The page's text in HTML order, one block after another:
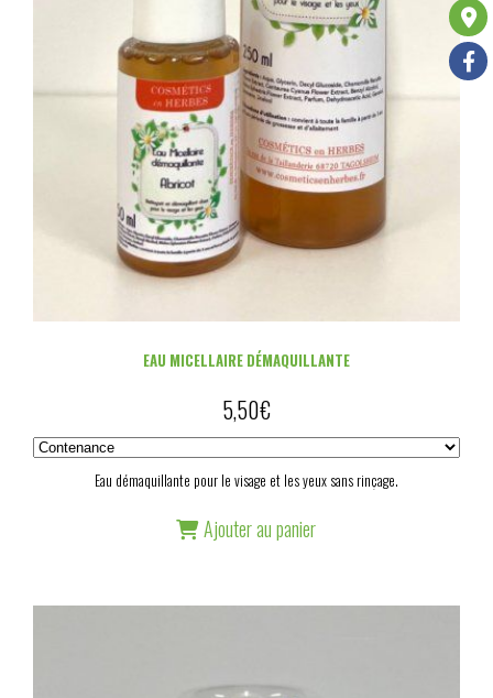
EAU MICELLAIRE DÉMAQUILLANTE
5,50€
Eau démaquillante pour le visage et les yeux sans rinçage.
Ajouter au panier